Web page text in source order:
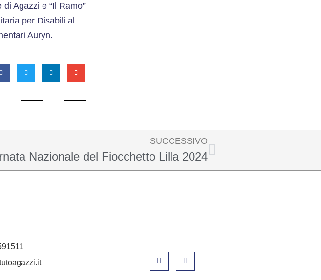
Agazzi e “Il Ramo”
per Disabili al
Auryn.
SUCCESSIVO
Nazionale del Fiocchetto Lilla 2024